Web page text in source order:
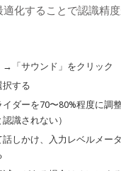
化することで認識精
→「サウンド」をクリック
択する
イダーを70〜80%程度に調
識されない）
しかけ、入力レベルメー